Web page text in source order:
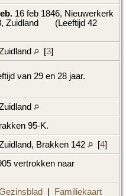
16 feb 1846, Nieuwerkerk
Zuidland
(Leeftijd 42
[3]
van 29 en 28 jaar.
95-K.
Brakken 142 [4]
vertrokken naar
Familiekaart